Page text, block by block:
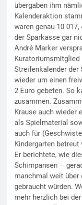
übergaben ihm
Kalenderaktion
waren genau 10
der Sparkasse gar
André Marker
Kuratoriumsmitglied
Streifenkalender der
wieder um einen
2 Euro gebeten. So
zusammen.
Krause auch wieder
als Spielmaterial
auch für
Kindergarten betreut
Er berichtete, wie
Schimpansen –
manchmal weit über
gebraucht würden.
mehr herzlich bei